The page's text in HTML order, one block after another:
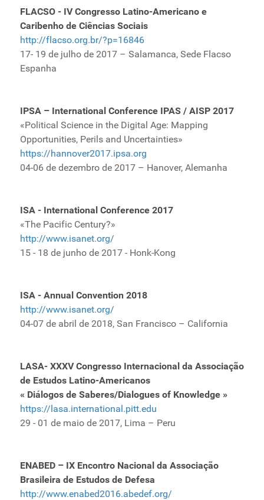
FLACSO - IV Congresso Latino-Americano e
Caribenho de Ciências Sociais
http://flacso.org.br/?p=16846
17- 19 de julho de 2017 – Salamanca, Sede Flacso
Espanha
IPSA – International Conference IPAS / AISP 2017
«Political Science in the Digital Age: Mapping
Opportunities, Perils and Uncertainties»
https://hannover2017.ipsa.org
04-06 de dezembro de 2017 – Hanover, Alemanha
ISA - International Conference 2017
«The Pacific Century?»
http://www.isanet.org/
15 - 18 de junho de 2017 - Honk-Kong
ISA - Annual Convention 2018
http://www.isanet.org/
04-07 de abril de 2018, San Francisco – California
LASA- XXXV Congresso Internacional da Associação
de Estudos Latino-Americanos
« Diálogos de Saberes/Dialogues of Knowledge »
https://lasa.international.pitt.edu
29 - 01 de maio de 2017, Lima – Peru
ENABED – IX Encontro Nacional da Associação
Brasileira de Estudos de Defesa
http://www.enabed2016.abedef.org/